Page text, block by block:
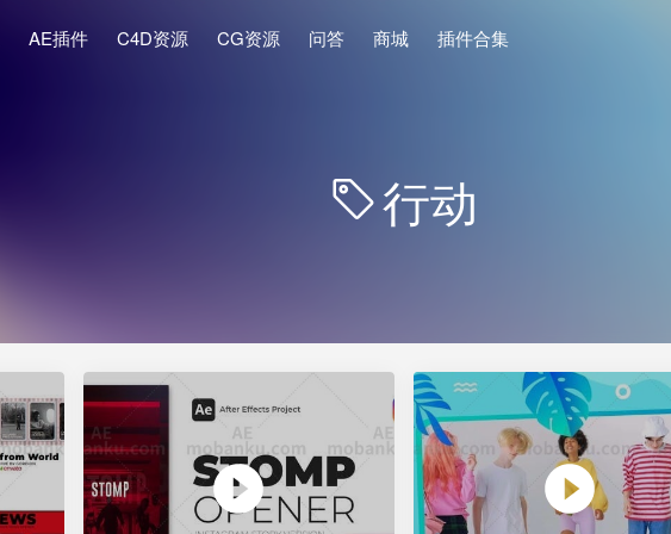
AE插件 C4D资源 CG资源 问答 商城 插件合集
行动